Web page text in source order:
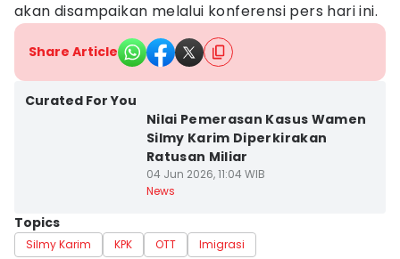
akan disampaikan melalui konferensi pers hari ini.
Share Article
Curated For You
Nilai Pemerasan Kasus Wamen
Silmy Karim Diperkirakan
Ratusan Miliar
04 Jun 2026, 11:04 WIB
News
Topics
Silmy Karim KPK OTT Imigrasi